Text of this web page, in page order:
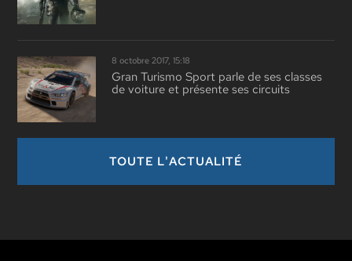
8 octobre 2017, 15:18
Gran Turismo Sport parle de ses classes
de voiture et présente ses circuits
TOUTE L'ACTUALITÉ